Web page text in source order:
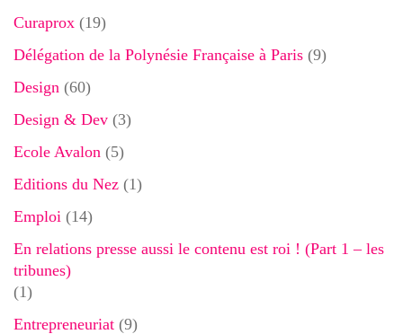
Curaprox (19)
Délégation de la Polynésie Française à Paris (9)
Design (60)
Design & Dev (3)
Ecole Avalon (5)
Editions du Nez (1)
Emploi (14)
En relations presse aussi le contenu est roi ! (Part 1 – les
tribunes)
(1)
Entrepreneuriat (9)